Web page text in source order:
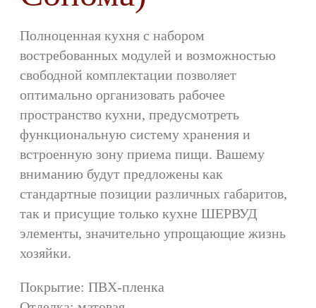
Полноценная кухня с набором
востребованных модулей и возможностью
свободной комплектации позволяет
оптимально организовать рабочее
пространство кухни, предусмотреть
функциональную систему хранения и
встроенную зону приема пищи. Вашему
вниманию будут предложены как
стандартные позиции различных габаритов,
так и присущие только кухне ШЕРВУД
элементы, значительно упрощающие жизнь
хозяйки.
Покрытие: ПВХ-пленка